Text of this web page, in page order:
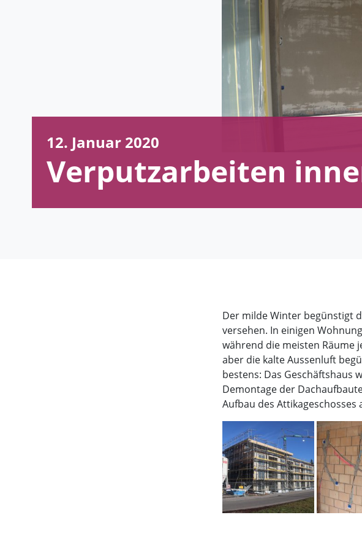
12. Januar 2020
Verputzarbeiten
Der milde Winter begünstigt
versehen. In einigen
während die meisten Räume
aber die kalte Aussenluft
bestens: Das Geschäftshaus
Demontage der
Aufbau des